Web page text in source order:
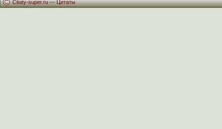
Citaty-super.ru —Цитаты